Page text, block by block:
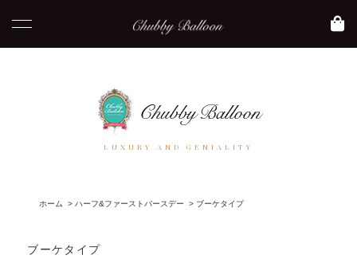
LUXURY AND GENIALITY
ホーム >ハーフ&ファーストバースデー > ブーケタイプ
ブーケタイプ